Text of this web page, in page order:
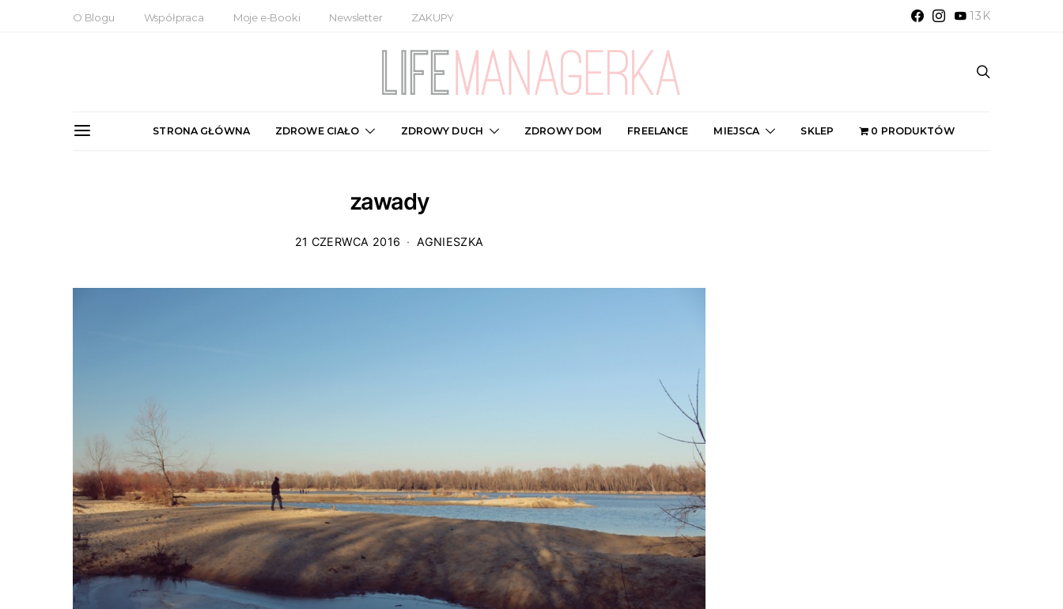
O Blogu Współpraca Moje e-Booki Newsletter ZAKUPY 13K
STRONA GŁÓWNA ZDROWE CIAŁO ZDROWY DUCH ZDROWY DOM FREELANCE MIEJSCA SKLEP 0 PRODUKTÓW
zawady
21 CZERWCA 2016 AGNIESZKA